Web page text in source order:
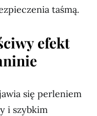
taśmą.
efekt
się perleniem
i szybkim